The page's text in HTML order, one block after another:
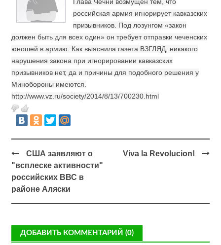
российская армия игнорирует кавказских
призывников. Под лозунгом «закон
должен быть для всех один» он требует отправки чеченских
юношей в армию. Как выяснила газета ВЗГЛЯД, никакого
нарушения закона при игнорировании кавказских
призывников нет, да и причины для подобного решения у
Минобороны имеются.
http://www.vz.ru/society/2014/8/13/700230.html
США заявляют о
"всплеске активности"
российских ВВС в
районе Аляски
Viva la Revolucion!
ДОБАВИТЬ КОММЕНТАРИЙ (0)